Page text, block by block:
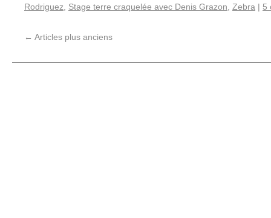
Rodriguez
Stage terre craquelée avec Denis Grazon Zebra | 5
← Articles plus anciens